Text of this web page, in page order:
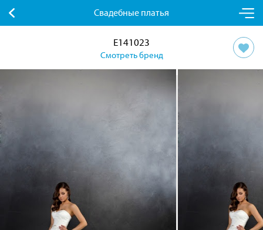
Свадебные платья
E141023
Смотреть бренд